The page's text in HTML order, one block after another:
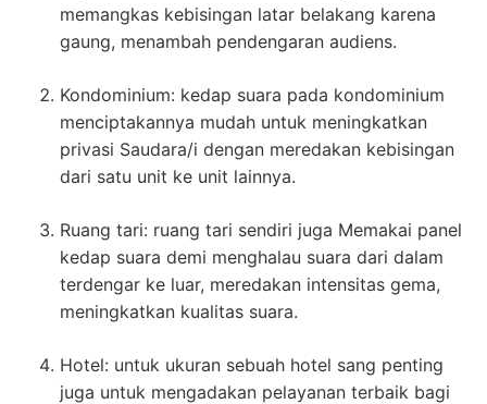
memangkas kebisingan latar belakang karena
gaung, menambah pendengaran audiens.
Kondominium: kedap suara pada kondominium
menciptakannya mudah untuk meningkatkan
privasi Saudara/i dengan meredakan kebisingan
dari satu unit ke unit lainnya.
Ruang tari: ruang tari sendiri juga Memakai panel
kedap suara demi menghalau suara dari dalam
terdengar ke luar, meredakan intensitas gema,
meningkatkan kualitas suara.
Hotel: untuk ukuran sebuah hotel sang penting
juga untuk mengadakan pelayanan terbaik bagi